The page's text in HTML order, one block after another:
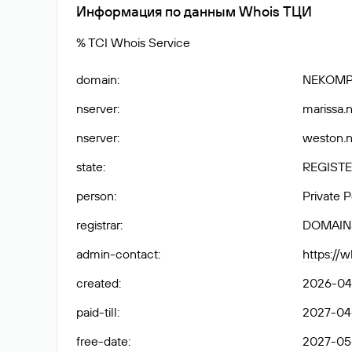
Информация по данным Whois ТЦИ
% TCI Whois Service
domain:
nserver:
nserver:
state:
person:
Private
registrar:
admin-contact:
https://
created:
2026-
paid-till:
2027-
free-date: 2027-